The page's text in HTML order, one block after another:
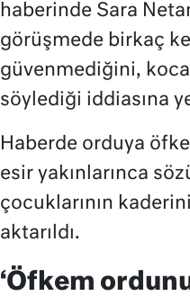
haberinde Sara
görüşmede birkaç
güvenmediğini,
söylediği iddiasına
Haberde orduya
esir yakınlarınca
çocuklarının
aktarıldı.
‘Öfkem